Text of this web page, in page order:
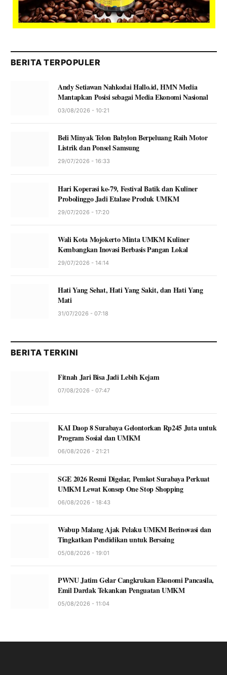
BERITA TERPOPULER
Andy Setiawan Nahkodai Hallo.id, HMN Media
Mantapkan Posisi sebagai Media Ekonomi Nasional
03/08/2026 - 10:21
Beli Minyak Telon Babylon Berpeluang Raih Motor
Listrik dan Ponsel Samsung
29/07/2026 - 16:33
Hari Koperasi ke-79, Festival Batik dan Kuliner
Probolinggo Jadi Etalase Produk UMKM
29/07/2026 - 17:20
Wali Kota Mojokerto Minta UMKM Kuliner
Kembangkan Inovasi Berbasis Pangan Lokal
29/07/2026 - 14:14
Hati Yang Sehat, Hati Yang Sakit, dan Hati Yang
Mati
31/07/2026 - 07:18
BERITA TERKINI
Fitnah Jari Bisa Jadi Lebih Kejam
07/08/2026 - 07:47
KAI Daop 8 Surabaya Gelontorkan Rp245 Juta untuk
Program Sosial dan UMKM
06/08/2026 - 21:21
SGE 2026 Resmi Digelar, Pemkot Surabaya Perkuat
UMKM Lewat Konsep One Stop Shopping
06/08/2026 - 18:43
Wabup Malang Ajak Pelaku UMKM Berinovasi dan
Tingkatkan Pendidikan untuk Bersaing
05/08/2026 - 19:01
PWNU Jatim Gelar Cangkrukan Ekonomi Pancasila,
Emil Dardak Tekankan Penguatan UMKM
05/08/2026 - 11:04